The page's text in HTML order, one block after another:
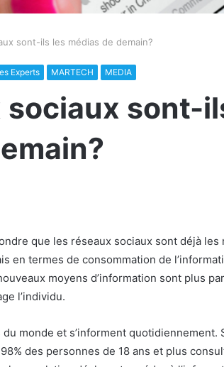
sont-ils les médias de demain?
Experts MARTECH MEDIA
sociaux sont-
que les réseaux sociaux sont déjà les
en termes de consommation de
moyens d’information sont plus
l’individu.
monde et s’informent quotidiennement.
des personnes de 18 ans et plus